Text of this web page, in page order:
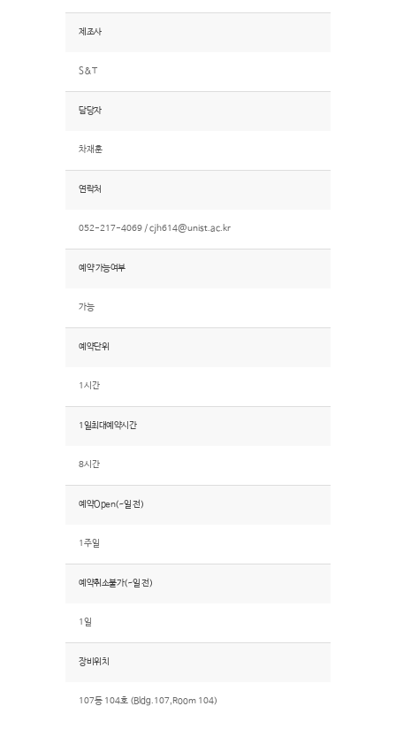
제조사
S&T
담당자
차재훈
연락처
052-217-4069 /cjh614@unist.ac.kr
예약 가능여부
가능
예약단위
1시간
1일최대예약시간
8시간
예약Open(~일 전)
1주일
예약취소불가(~일 전)
1일
장비위치
107동 104호 (Bldg.107,Room 104)